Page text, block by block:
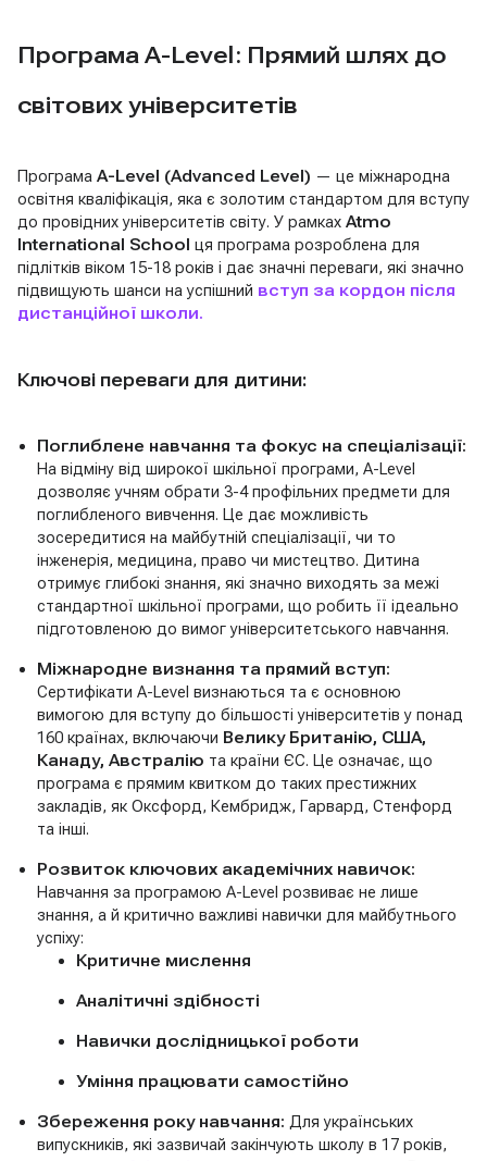
Програма A-Level: Прямий шлях до
світових університетів
Програма A-Level (Advanced Level) — це міжнародна
освітня кваліфікація, яка є золотим стандартом для вступу
до провідних університетів світу. У рамках Atmo
International School ця програма розроблена для
підлітків віком 15-18 років і дає значні переваги, які значно
підвищують шанси на успішний вступ за кордон після
дистанційної школи.
Ключові переваги для дитини:
Поглиблене навчання та фокус на спеціалізації:
На відміну від широкої шкільної програми, A-Level
дозволяє учням обрати 3-4 профільних предмети для
поглибленого вивчення. Це дає можливість
зосередитися на майбутній спеціалізації, чи то
інженерія, медицина, право чи мистецтво. Дитина
отримує глибокі знання, які значно виходять за межі
стандартної шкільної програми, що робить її ідеально
підготовленою до вимог університетського навчання.
Міжнародне визнання та прямий вступ:
Сертифікати A-Level визнаються та є основною
вимогою для вступу до більшості університетів у понад
160 країнах, включаючи Велику Британію, США,
Канаду, Австралію та країни ЄС. Це означає, що
програма є прямим квитком до таких престижних
закладів, як Оксфорд, Кембридж, Гарвард, Стенфорд
та інші.
Розвиток ключових академічних навичок:
Навчання за програмою A-Level розвиває не лише
знання, а й критично важливі навички для майбутнього
успіху:
Критичне мислення
Аналітичні здібності
Навички дослідницької роботи
Уміння працювати самостійно
Збереження року навчання: Для українських
випускників, які зазвичай закінчують школу в 17 років,